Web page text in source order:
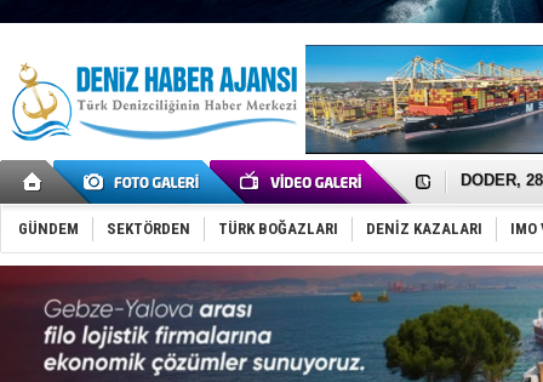
LNG
PROYAD,
Türkiye-
Türk
Deniz
Fairline,
Baltık
Runit
Limana
Türk
Hüseyin
Hat-San
Med
GÜNDEM SEKTÖRDEN TÜRK BOĞAZLARI DENİZ KAZALARI IMO